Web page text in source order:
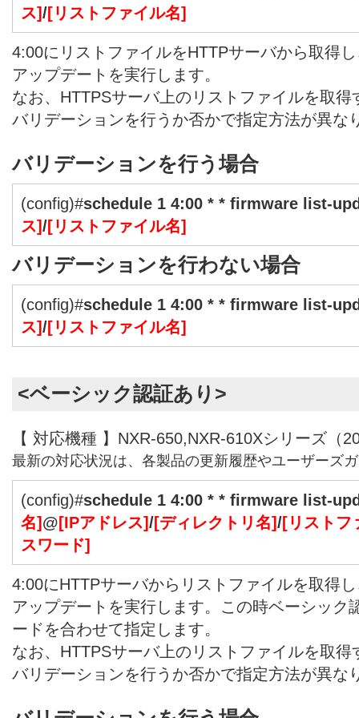
ス]/[リストファイル名]
4:00にリストファイルをHTTPサーバから取得
アップデートを実行します。
なお、HTTPSサーバ上のリストファイルを取
バリデーションを行うか否かで指定方法が異な
バリデーションを行う場合
(config)#schedule 1 4:00 * * firmware list-
ス]/[リストファイル名]
バリデーションを行わない場合
(config)#schedule 1 4:00 * * firmware list-
ス]/[リストファイル名]
<ベーシック認証あり>
【 対応機種 】NXR-650,NXR-610Xシリーズ（
最新の対応状況は、各製品の更新履歴やユーザーズ
(config)#schedule 1 4:00 * * firmware list-
名]@[IPアドレス]/[ディレクトリ名]/[リストフ
スワード]
4:00にHTTPサーバからリストファイルを取得
アップデートを実行します。この時ベーシック
ードを合わせて指定します。
なお、HTTPSサーバ上のリストファイルを取
バリデーションを行うか否かで指定方法が異な